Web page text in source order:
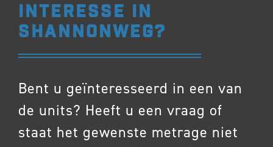
INTERESSE IN
SHANNONWEG?
Bent u geïnteresseerd in een van
de units? Heeft u een vraag of
staat het gewenste metrage niet